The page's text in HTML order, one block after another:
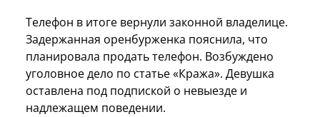
Телефон в итоге вернули законной владелице.
Задержанная оренбурженка пояснила, что
планировала продать телефон. Возбуждено
уголовное дело по статье «Кража». Девушка
оставлена под подпиской о невыезде и
надлежащем поведении.